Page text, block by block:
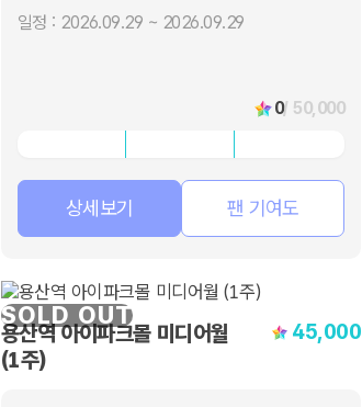
일정 : 2026.09.29 ~ 2026.09.29
0/ 50,000
상세보기 팬 기여도
SOLD OUT
용산역 아이파크몰 미디어월
(1주)
45,000